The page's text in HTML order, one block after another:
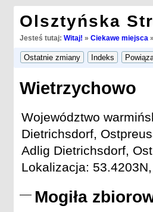
Olsztyńska
Jesteś tutaj: Witaj! » Ciekawe miejsca »
Wietrzychowo
Województwo
Dietrichsdorf,
Adlig Dietrichsdorf,
Lokalizacja:
Mogiła